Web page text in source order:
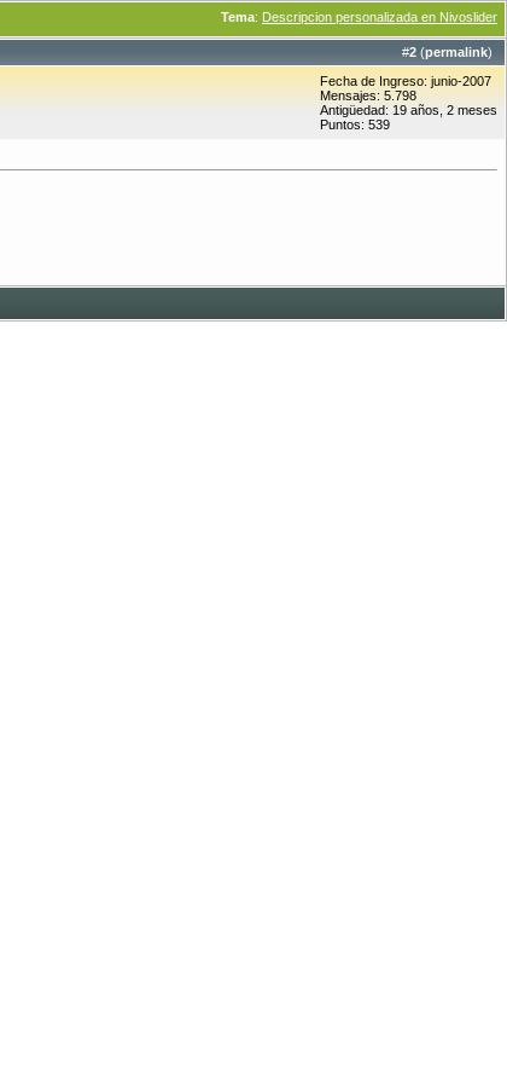
Tema: Descripcion personalizada en Nivoslider
#2 (permalink)
Fecha de Ingreso: junio-2007
Mensajes: 5.798
Antigüedad: 19 años, 2 meses
Puntos: 539